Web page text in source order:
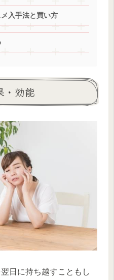
入手法と買い方
・効能
日に持ち越すこともし